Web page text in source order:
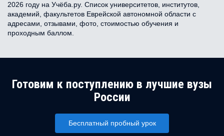
2026 году на Учёба.ру. Список университетов, институтов,
академий, факультетов Еврейской автономной области с
адресами, отзывами, фото, стоимостью обучения и
проходным баллом.
Готовим к поступлению в лучшие вузы
России
Бесплатный пробный урок